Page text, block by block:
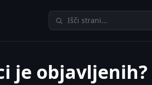
Iskanje po TheAIMeters
je objavljenih?